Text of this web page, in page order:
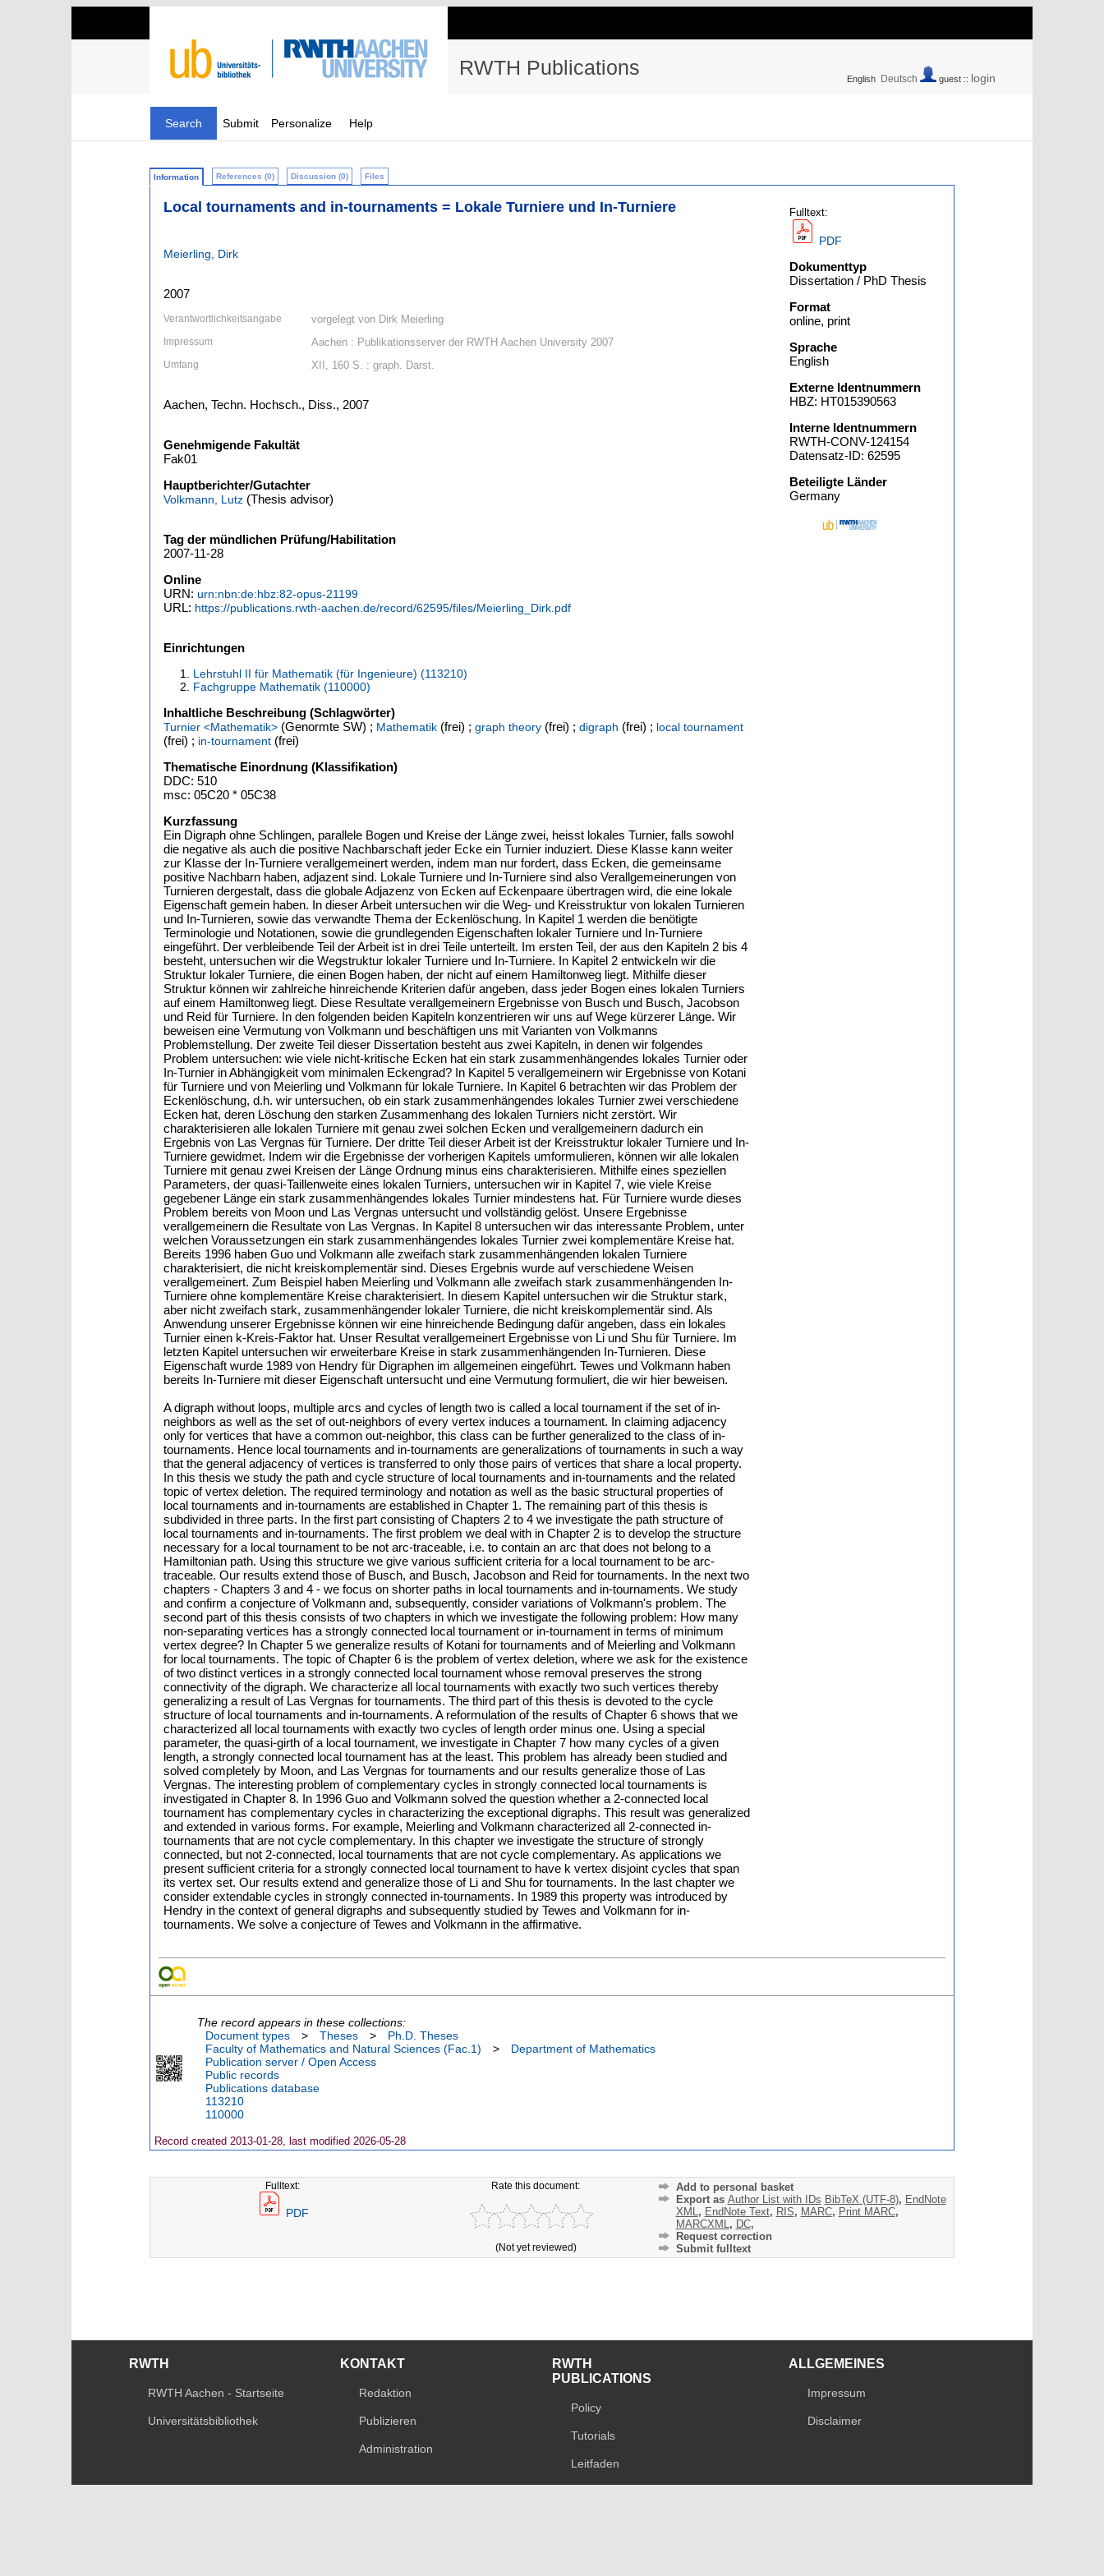
RWTH Publications English Deutsch guest :: login
Search Submit Personalize Help
Information References (0) Discussion (0) Files
Local tournaments and in-tournaments = Lokale Turniere und In-Turniere
Meierling, Dirk
2007
Verantwortlichkeitsangabe vorgelegt von Dirk Meierling
Impressum Aachen : Publikationsserver der RWTH Aachen University 2007
Umfang XII, 160 S. : graph. Darst.
Aachen, Techn. Hochsch., Diss., 2007
Genehmigende Fakultät
Fak01
Hauptberichter/Gutachter
Volkmann, Lutz (Thesis advisor)
Tag der mündlichen Prüfung/Habilitation
2007-11-28
Online
URN: urn:nbn:de:hbz:82-opus-21199
URL: https://publications.rwth-aachen.de/record/62595/files/Meierling_Dirk.pdf
Einrichtungen
Lehrstuhl II für Mathematik (für Ingenieure) (113210)
Fachgruppe Mathematik (110000)
Inhaltliche Beschreibung (Schlagwörter)
Turnier <Mathematik> (Genormte SW) ; Mathematik (frei) ; graph theory (frei) ; digraph (frei) ; local tournament
(frei) ; in-tournament (frei)
Thematische Einordnung (Klassifikation)
DDC: 510
msc: 05C20 * 05C38
Kurzfassung
Ein Digraph ohne Schlingen, parallele Bogen und Kreise der Länge zwei, heisst lokales Turnier, falls sowohl
die negative als auch die positive Nachbarschaft jeder Ecke ein Turnier induziert. Diese Klasse kann weiter
zur Klasse der In-Turniere verallgemeinert werden, indem man nur fordert, dass Ecken, die gemeinsame
positive Nachbarn haben, adjazent sind. Lokale Turniere und In-Turniere sind also Verallgemeinerungen von
Turnieren dergestalt, dass die globale Adjazenz von Ecken auf Eckenpaare übertragen wird, die eine lokale
Eigenschaft gemein haben. In dieser Arbeit untersuchen wir die Weg- und Kreisstruktur von lokalen Turnieren
und In-Turnieren, sowie das verwandte Thema der Eckenlöschung. In Kapitel 1 werden die benötigte
Terminologie und Notationen, sowie die grundlegenden Eigenschaften lokaler Turniere und In-Turniere
eingeführt. Der verbleibende Teil der Arbeit ist in drei Teile unterteilt. Im ersten Teil, der aus den Kapiteln 2 bis 4
besteht, untersuchen wir die Wegstruktur lokaler Turniere und In-Turniere. In Kapitel 2 entwickeln wir die
Struktur lokaler Turniere, die einen Bogen haben, der nicht auf einem Hamiltonweg liegt. Mithilfe dieser
Struktur können wir zahlreiche hinreichende Kriterien dafür angeben, dass jeder Bogen eines lokalen Turniers
auf einem Hamiltonweg liegt. Diese Resultate verallgemeinern Ergebnisse von Busch und Busch, Jacobson
und Reid für Turniere. In den folgenden beiden Kapiteln konzentrieren wir uns auf Wege kürzerer Länge. Wir
beweisen eine Vermutung von Volkmann und beschäftigen uns mit Varianten von Volkmanns
Problemstellung. Der zweite Teil dieser Dissertation besteht aus zwei Kapiteln, in denen wir folgendes
Problem untersuchen: wie viele nicht-kritische Ecken hat ein stark zusammenhängendes lokales Turnier oder
In-Turnier in Abhängigkeit vom minimalen Eckengrad? In Kapitel 5 verallgemeinern wir Ergebnisse von Kotani
für Turniere und von Meierling und Volkmann für lokale Turniere. In Kapitel 6 betrachten wir das Problem der
Eckenlöschung, d.h. wir untersuchen, ob ein stark zusammenhängendes lokales Turnier zwei verschiedene
Ecken hat, deren Löschung den starken Zusammenhang des lokalen Turniers nicht zerstört. Wir
charakterisieren alle lokalen Turniere mit genau zwei solchen Ecken und verallgemeinern dadurch ein
Ergebnis von Las Vergnas für Turniere. Der dritte Teil dieser Arbeit ist der Kreisstruktur lokaler Turniere und In-
Turniere gewidmet. Indem wir die Ergebnisse der vorherigen Kapitels umformulieren, können wir alle lokalen
Turniere mit genau zwei Kreisen der Länge Ordnung minus eins charakterisieren. Mithilfe eines speziellen
Parameters, der quasi-Taillenweite eines lokalen Turniers, untersuchen wir in Kapitel 7, wie viele Kreise
gegebener Länge ein stark zusammenhängendes lokales Turnier mindestens hat. Für Turniere wurde dieses
Problem bereits von Moon und Las Vergnas untersucht und vollständig gelöst. Unsere Ergebnisse
verallgemeinern die Resultate von Las Vergnas. In Kapitel 8 untersuchen wir das interessante Problem, unter
welchen Voraussetzungen ein stark zusammenhängendes lokales Turnier zwei komplementäre Kreise hat.
Bereits 1996 haben Guo und Volkmann alle zweifach stark zusammenhängenden lokalen Turniere
charakterisiert, die nicht kreiskomplementär sind. Dieses Ergebnis wurde auf verschiedene Weisen
verallgemeinert. Zum Beispiel haben Meierling und Volkmann alle zweifach stark zusammenhängenden In-
Turniere ohne komplementäre Kreise charakterisiert. In diesem Kapitel untersuchen wir die Struktur stark,
aber nicht zweifach stark, zusammenhängender lokaler Turniere, die nicht kreiskomplementär sind. Als
Anwendung unserer Ergebnisse können wir eine hinreichende Bedingung dafür angeben, dass ein lokales
Turnier einen k-Kreis-Faktor hat. Unser Resultat verallgemeinert Ergebnisse von Li und Shu für Turniere. Im
letzten Kapitel untersuchen wir erweiterbare Kreise in stark zusammenhängenden In-Turnieren. Diese
Eigenschaft wurde 1989 von Hendry für Digraphen im allgemeinen eingeführt. Tewes und Volkmann haben
bereits In-Turniere mit dieser Eigenschaft untersucht und eine Vermutung formuliert, die wir hier beweisen.
A digraph without loops, multiple arcs and cycles of length two is called a local tournament if the set of in-
neighbors as well as the set of out-neighbors of every vertex induces a tournament. In claiming adjacency
only for vertices that have a common out-neighbor, this class can be further generalized to the class of in-
tournaments. Hence local tournaments and in-tournaments are generalizations of tournaments in such a way
that the general adjacency of vertices is transferred to only those pairs of vertices that share a local property.
In this thesis we study the path and cycle structure of local tournaments and in-tournaments and the related
topic of vertex deletion. The required terminology and notation as well as the basic structural properties of
local tournaments and in-tournaments are established in Chapter 1. The remaining part of this thesis is
subdivided in three parts. In the first part consisting of Chapters 2 to 4 we investigate the path structure of
local tournaments and in-tournaments. The first problem we deal with in Chapter 2 is to develop the structure
necessary for a local tournament to be not arc-traceable, i.e. to contain an arc that does not belong to a
Hamiltonian path. Using this structure we give various sufficient criteria for a local tournament to be arc-
traceable. Our results extend those of Busch, and Busch, Jacobson and Reid for tournaments. In the next two
chapters - Chapters 3 and 4 - we focus on shorter paths in local tournaments and in-tournaments. We study
and confirm a conjecture of Volkmann and, subsequently, consider variations of Volkmann's problem. The
second part of this thesis consists of two chapters in which we investigate the following problem: How many
non-separating vertices has a strongly connected local tournament or in-tournament in terms of minimum
vertex degree? In Chapter 5 we generalize results of Kotani for tournaments and of Meierling and Volkmann
for local tournaments. The topic of Chapter 6 is the problem of vertex deletion, where we ask for the existence
of two distinct vertices in a strongly connected local tournament whose removal preserves the strong
connectivity of the digraph. We characterize all local tournaments with exactly two such vertices thereby
generalizing a result of Las Vergnas for tournaments. The third part of this thesis is devoted to the cycle
structure of local tournaments and in-tournaments. A reformulation of the results of Chapter 6 shows that we
characterized all local tournaments with exactly two cycles of length order minus one. Using a special
parameter, the quasi-girth of a local tournament, we investigate in Chapter 7 how many cycles of a given
length, a strongly connected local tournament has at the least. This problem has already been studied and
solved completely by Moon, and Las Vergnas for tournaments and our results generalize those of Las
Vergnas. The interesting problem of complementary cycles in strongly connected local tournaments is
investigated in Chapter 8. In 1996 Guo and Volkmann solved the question whether a 2-connected local
tournament has complementary cycles in characterizing the exceptional digraphs. This result was generalized
and extended in various forms. For example, Meierling and Volkmann characterized all 2-connected in-
tournaments that are not cycle complementary. In this chapter we investigate the structure of strongly
connected, but not 2-connected, local tournaments that are not cycle complementary. As applications we
present sufficient criteria for a strongly connected local tournament to have k vertex disjoint cycles that span
its vertex set. Our results extend and generalize those of Li and Shu for tournaments. In the last chapter we
consider extendable cycles in strongly connected in-tournaments. In 1989 this property was introduced by
Hendry in the context of general digraphs and subsequently studied by Tewes and Volkmann for in-
tournaments. We solve a conjecture of Tewes and Volkmann in the affirmative.
Fulltext:
PDF
Dokumenttyp
Dissertation / PhD Thesis
Format
online, print
Sprache
English
Externe Identnummern
HBZ: HT015390563
Interne Identnummern
RWTH-CONV-124154
Datensatz-ID: 62595
Beteiligte Länder
Germany
The record appears in these collections:
Document types
> Theses >
Ph.D. Theses
Faculty of Mathematics and Natural Sciences (Fac.1)
>
Department of Mathematics
Publication server / Open Access
Public records
Publications database
113210
110000
Record created 2013-01-28, last modified 2026-05-28
Fulltext:
PDF
Rate this document:
(Not yet reviewed)
Add to personal basket
Export as Author List with IDs BibTeX (UTF-8), EndNote
XML , EndNote Text, RIS, MARC, Print MARC,
MARCXML , DC,
Request correction
Submit fulltext
RWTH
RWTH Aachen - Startseite
Universitätsbibliothek
KONTAKT
Redaktion
Publizieren
Administration
RWTH
PUBLICATIONS
Policy
Tutorials
Leitfaden
ALLGEMEINES
Impressum
Disclaimer